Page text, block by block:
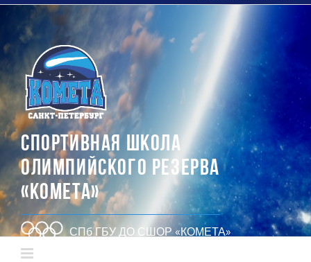
СПОРТИВНАЯ ШКОЛА
ОЛИМПИЙСКОГО РЕЗЕРВА
«КОМЕТА»
СПб ГБУ ДО СШОР «КОМЕТА»